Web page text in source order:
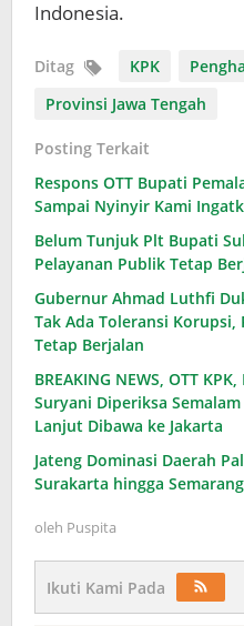
Indonesia.
Ditag KPK
Provinsi Jawa Tengah
Posting Terkait
Respons OTT Bupati
Sampai Nyinyir Kami
Belum Tunjuk Plt Bupati
Pelayanan Publik Tetap
Gubernur Ahmad Luthfi
Tak Ada Toleransi
Tetap Berjalan
BREAKING NEWS, OTT
Suryani Diperiksa
Lanjut Dibawa ke Jakarta
Jateng Dominasi Daerah
Surakarta hingga
oleh Puspita
Ikuti Kami Pada